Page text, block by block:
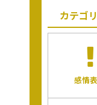
カテゴリ
感情